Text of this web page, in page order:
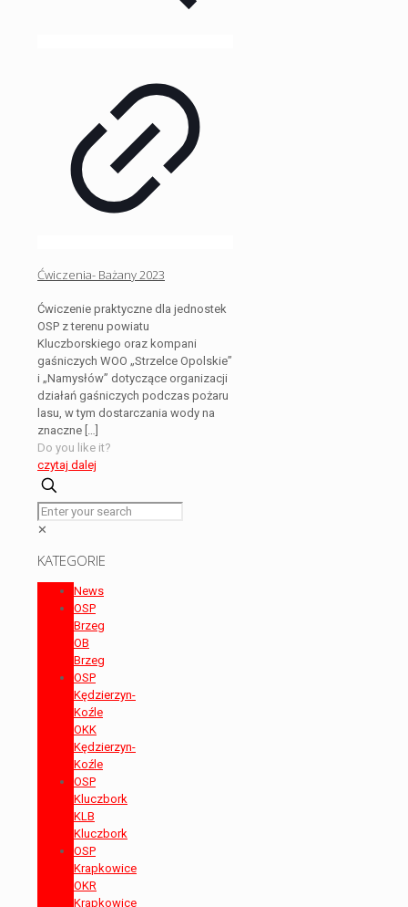
Ćwiczenia- Bażany 2023
Ćwiczenie praktyczne dla jednostek
OSP z terenu powiatu
Kluczborskiego oraz kompani
gaśniczych WOO „Strzelce Opolskie”
i „Namysłów” dotyczące organizacji
działań gaśniczych podczas pożaru
lasu, w tym dostarczania wody na
znaczne […]
Do you like it?
czytaj dalej
✕
KATEGORIE
News
OSP
Brzeg
OB
Brzeg
OSP
Kędzierzyn-
Koźle
OKK
Kędzierzyn-
Koźle
OSP
Kluczbork
KLB
Kluczbork
OSP
Krapkowice
OKR
Krapkowice